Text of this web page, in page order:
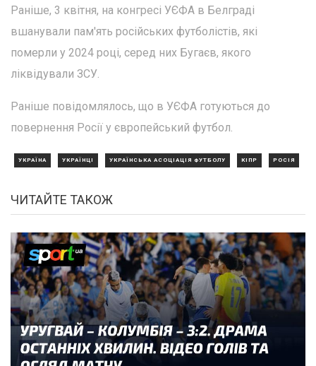
Раніше, 3 квітня, на конгресі УЄФА в Белграді
вшанували пам'ять російських футболістів, які
померли у 2024 році, серед них Бугаєв, якого
ліквідували ЗСУ.
Раніше повідомлялось, що в УЄФА готуються до
повернення Росії у європейський футбол.
УКРАЇНА УКРАЇНЦІ УКРАЇНСЬКА АСОЦІАЦІЯ ФУТБОЛУ КІПР РОСІЯ
ЧИТАЙТЕ ТАКОЖ